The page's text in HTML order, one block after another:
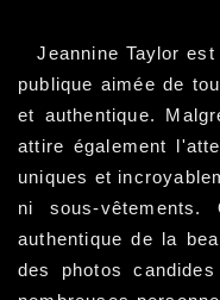
Jeannine Taylor
publique aimée de
et authentique.
attire également
uniques et
ni sous-vêtements.
authentique de la
des photos